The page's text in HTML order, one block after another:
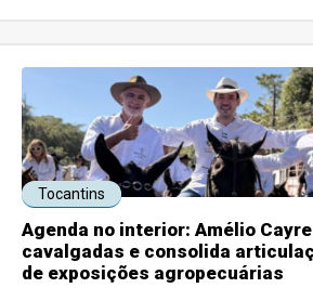
Tocantins
Agenda no interior: Amélio
cavalgadas e consolida
de exposições agropecuárias